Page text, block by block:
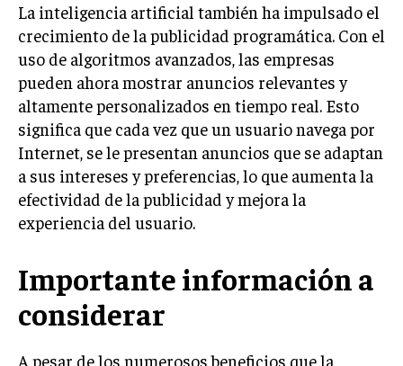
FRANQUICIAS
MARKETING DE INFLUENCERS
E-COMMERCE
E-COMMERCE Y COMERCIO ELECTRÓNICO
ESTRATEGIAS DE PRICING Y GESTIÓN DE
PRECIOS
GESTIÓN DE CRISIS EMPRESARIALES
EMPRESAS Y STARTUPS TECNOLÓGICAS
MÁS
PROYECTOS
La inteligencia artificial también ha impulsado el
crecimiento de la publicidad programática. Con el
uso de algoritmos avanzados, las empresas
pueden ahora mostrar anuncios relevantes y
altamente personalizados en tiempo real. Esto
significa que cada vez que un usuario navega por
Internet, se le presentan anuncios que se adaptan
a sus intereses y preferencias, lo que aumenta la
efectividad de la publicidad y mejora la
experiencia del usuario.
Importante información a
considerar
A pesar de los numerosos beneficios que la